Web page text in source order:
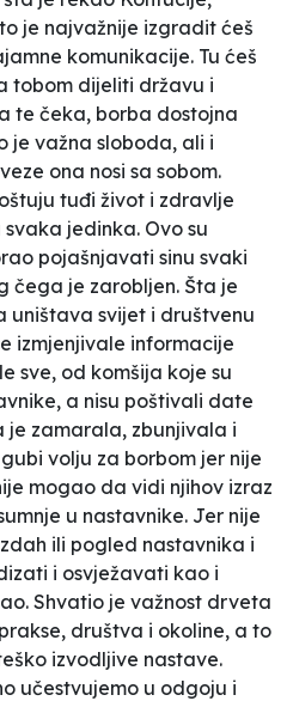
je najvažnije izgradit ćeš
komunikacije. Tu ćeš
tobom dijeliti državu i
te čeka, borba dostojna
je važna sloboda, ali i
ona nosi sa sobom.
tuđi život i zdravlje
jedinka. Ovo su
pojašnjavati sinu svaki
čega je zarobljen. Šta je
uništava svijet i društvenu
izmjenjivale informacije
sve, od komšija koje su
a nisu poštivali date
je zamarala, zbunjivala i
volju za borbom jer nije
mogao da vidi njihov izraz
u nastavnike. Jer nije
ili pogled nastavnika i
i osvježavati kao i
Shvatio je važnost drveta
društva i okoline, a to
izvodljive nastave.
učestvujemo u odgoju i